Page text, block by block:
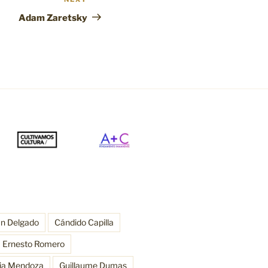
Post
Adam Zaretsky
Delgado Cándido Capilla
Ernesto Romero
Mendoza Guillaume Dumas